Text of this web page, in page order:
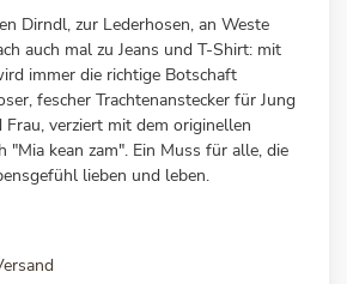
Dirndl, zur Lederhosen, an Weste
auch mal zu Jeans und T-Shirt: mit
immer die richtige Botschaft
fescher Trachtenanstecker für Jung
verziert mit dem originellen
"Mia kean zam". Ein Muss für alle, die
lieben und leben.